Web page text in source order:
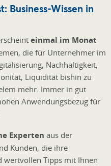
Business-Wissen in
einmal im Monat
die für Unternehmer im
Nachhaltigkeit,
Liquidität bishin zu
mehr. Immer in gut
Anwendungsbezug für
Experten aus der
Kunden, die ihre
wertvollen Tipps mit Ihnen